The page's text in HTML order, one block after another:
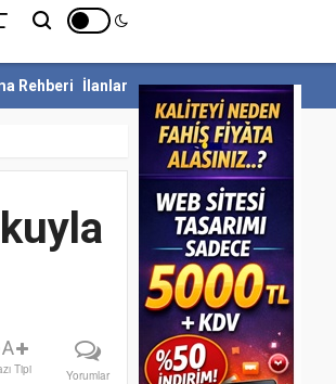
Ka... İnegöl Belediyesi Çevre Zabıtasından
Rehberi İlanlar
A
Tipi Yorumlar